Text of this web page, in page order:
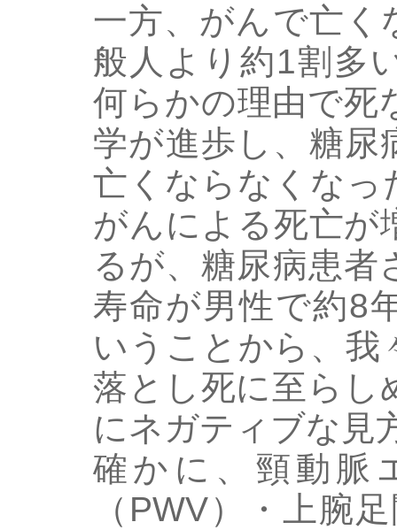
一方、がんで亡く
般人より約1割多
何らかの理由で死
学が進歩し、糖尿
亡くならなくなっ
がんによる死亡が
るが、糖尿病患者
寿命が男性で約8
いうことから、我
落とし死に至らし
にネガティブな見
確かに、頸動脈
（PWV）・上腕